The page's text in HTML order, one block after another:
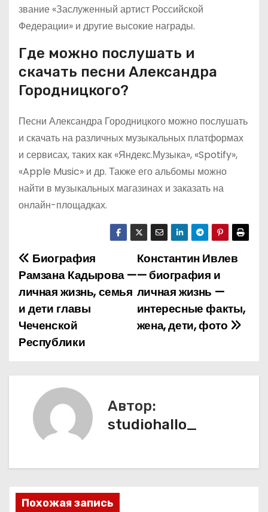
звание «Заслуженный артист Российской
Федерации» и другие высокие награды.
Где можно послушать и
скачать песни Александра
Городницкого?
Песни Александра Городницкого можно послушать
и скачать на различных музыкальных платформах
и сервисах, таких как «Яндекс.Музыка», «Spotify»,
«Apple Music» и др. Также его альбомы можно
найти в музыкальных магазинах и заказать на
онлайн-площадках.
Н
а
в
и
я
п
Константин Ивлев
— биография и
личная жизнь —
интересные факты,
жена, дети, фото
Биография
Рамзана Кадырова —
личная жизнь, семья
и дети главы
Чеченской
Республики
Автор:
studiohallo_
Похожая запись